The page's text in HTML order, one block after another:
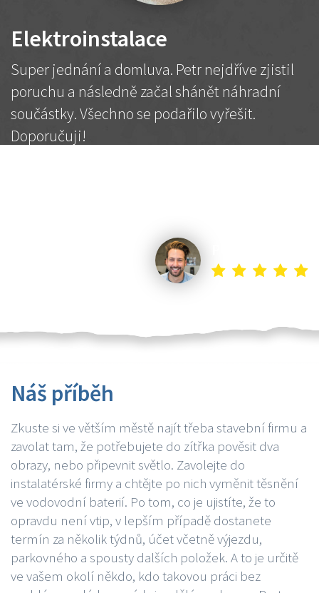
Elektroinstalace
Super jednání a domluva. Petr nejdříve zjistil
poruchu a následně začal shánět náhradní
součástky. Všechno se podařilo vyřešit.
Doporučuji!
Náš příběh
Zkuste si ve větším městě najít třeba stavební firmu a
zavolat tam, že potřebujete do zítřka pověsit dva
obrazy, nebo připevnit světlo. Zavolejte do
instalatérské firmy a chtějte po nich vyměnit těsnění
ve vodovodní baterií. Po tom, co je ujistíte, že to
opravdu není vtip, v lepším případě dostanete
termín za několik týdnů, účet včetně výjezdu,
parkovného a spousty dalších položek. A to je určitě
ve vašem okolí někdo, kdo takovou práci bez